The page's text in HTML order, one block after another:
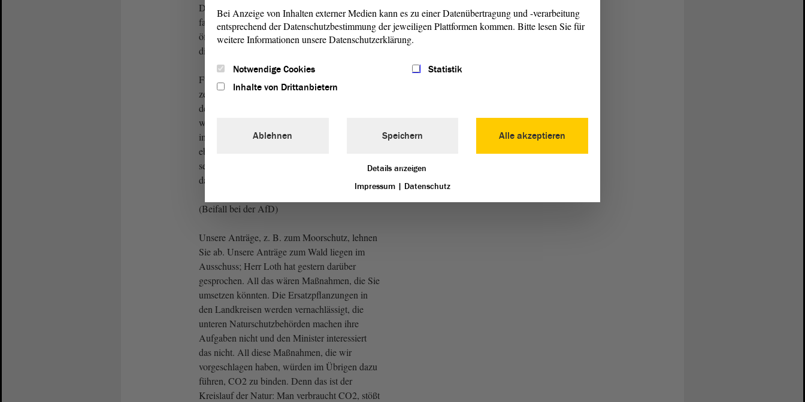
Darauf ist keine Solarzelle installiert. Vielleicht
fangen wir einmal an, Solarzellen auf
öffentlichen Gebäuden zu installieren, bevor wir
die Bürger dazu verpflichten.
Für die Richtlinie über die Speichertechnologie
zeigen wir uns offen. Wenn wir den Strom aus
der Sonnenenergie speichern können, dann sind
wir dabei. Aber die Richtlinie haben Sie noch
immer nicht auf den Weg gebracht. Das zeigt
eben, dass Sie nicht einmal das, was Sie sich
selbst vornehmen, umsetzen. Genau darin liegt
das Problem.
(Beifall bei der AfD)
Unsere Anträge, z. B. zum Moorschutz, lehnen
Sie ab. Unsere Anträge zum Wald liegen im
Ausschuss; Herr Loth hat gestern darüber
gesprochen. All das wären Maßnahmen, die Sie
umsetzen könnten. Die Ersatzpflanzungen in
den Landkreisen werden vernachlässigt, die
unteren Naturschutzbehörden machen ihre
Aufgaben nicht und den Minister interessiert
das nicht. All diese Maßnahmen, die wir
vorgeschlagen haben, würden im Übrigen dazu
führen, CO2 zu binden. Denn das ist der
Kreislauf der Natur: Man verbraucht CO2, stößt
Bei Anzeige von Inhalten externer Medien kann es zu einer Datenübertragung und -verarbeitung
entsprechend der Datenschutzbestimmung der jeweiligen Plattformen kommen. Bitte lesen Sie für
weitere Informationen unsere Datenschutzerklärung.
Notwendige Cookies
Statistik
Inhalte von Drittanbietern
Alle akzeptieren
Ablehnen Speichern
Details anzeigen
Impressum | Datenschutz